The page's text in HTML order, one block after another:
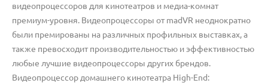
видеопроцессоров для кинотеатров и медиа-комнат
премиум-уровня. Bидеопроцессоры от madVR неоднократно
были премированы на различных профильных выставках, а
также превосходит производительностью и эффективностью
любые лучшие видеопроцессоры других брендов.
Видеопроцессор домашнего кинотеатра High-End: